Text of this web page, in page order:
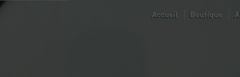
Accueil Boutique